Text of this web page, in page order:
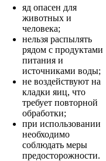
яд опасен для
животных и
человека;
нельзя распылять
рядом с продуктами
питания и
источниками воды;
не воздействуют на
кладки яиц, что
требует повторной
обработки;
при использовании
необходимо
соблюдать меры
предосторожности.